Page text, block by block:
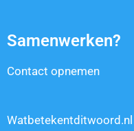
Samenwerken?
Contact opnemen
Watbetekentditwoord.nl